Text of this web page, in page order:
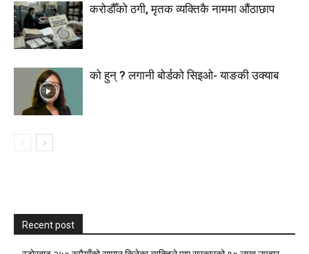
करोडौँको ठगी, मृतक व्यक्तिकै नाममा औंठाछाप
को हुन् ? लगानी बोर्डको सिइओ- याङकी उक्याब
Recent post